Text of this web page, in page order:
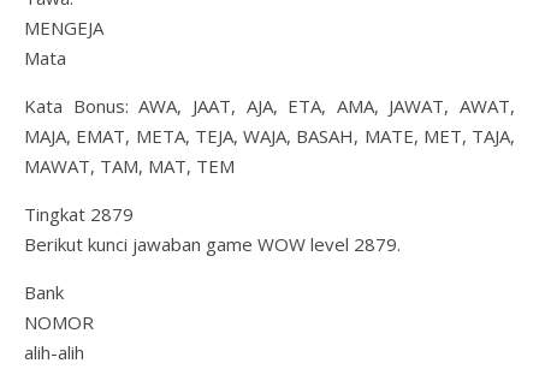
MENGEJA
Mata
Kata Bonus: AWA, JAAT, AJA, ETA, AMA, JAWAT, AWAT,
MAJA, EMAT, META, TEJA, WAJA, BASAH, MATE, MET, TAJA,
MAWAT, TAM, MAT, TEM
Tingkat 2879
Berikut kunci jawaban game WOW level 2879.
Bank
NOMOR
alih-alih